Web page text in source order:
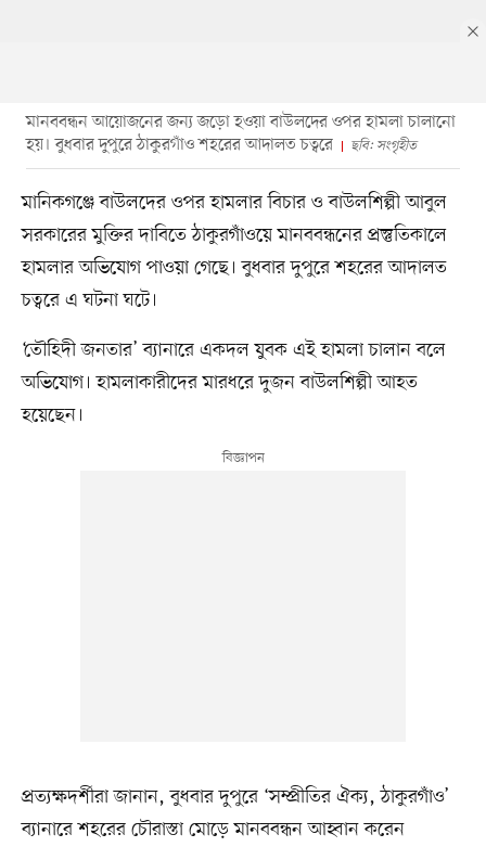
মানববন্ধন আয়োজনের জন্য জড়ো হওয়া বাউলদের ওপর হামলা চালানো
হয়। বুধবার দুপুরে ঠাকুরগাঁও শহরের আদালত চত্বরে
ছবি: সংগৃহীত
মানিকগঞ্জে বাউলদের ওপর হামলার বিচার ও বাউলশিল্পী আবুল
সরকারের মুক্তির দাবিতে ঠাকুরগাঁওয়ে মানববন্ধনের প্রস্তুতিকালে
হামলার অভিযোগ পাওয়া গেছে। বুধবার দুপুরে শহরের আদালত
চত্বরে এ ঘটনা ঘটে।
‘তৌহিদী জনতার’ ব্যানারে একদল যুবক এই হামলা চালান বলে
অভিযোগ। হামলাকারীদের মারধরে দুজন বাউলশিল্পী আহত
হয়েছেন।
প্রত্যক্ষদর্শীরা জানান, বুধবার দুপুরে ‘সম্প্রীতির ঐক্য, ঠাকুরগাঁও’
ব্যানারে শহরের চৌরাস্তা মোড়ে মানববন্ধন আহ্বান করেন